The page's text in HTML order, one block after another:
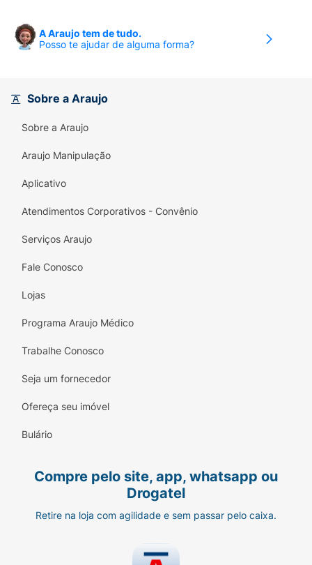
A Araujo tem de tudo.
Posso te ajudar de alguma forma?
Sobre a Araujo
Sobre a Araujo
Araujo Manipulação
Aplicativo
Atendimentos Corporativos - Convênio
Serviços Araujo
Fale Conosco
Lojas
Programa Araujo Médico
Trabalhe Conosco
Seja um fornecedor
Ofereça seu imóvel
Bulário
Compre pelo site, app, whatsapp ou
Drogatel
Retire na loja com agilidade e sem passar pelo caixa.